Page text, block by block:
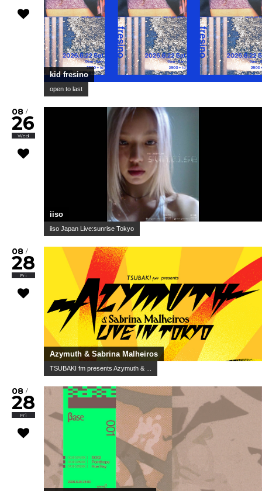
kid fresino
open to last
08 /
26
Wed
iiso
iiso Japan Live:sunrise Tokyo
08 /
28
Fri
Azymuth & Sabrina Malheiros
TSUBAKI fm presents Azymuth & ...
08 /
28
Fri